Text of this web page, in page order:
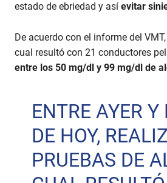
estado de ebriedad y así evitar
De acuerdo con el informe del
cual resultó con 21 conductores
entre los 50 mg/dl y 99 mg/dl de
ENTRE AYER
DE HOY,
PRUEBAS DE